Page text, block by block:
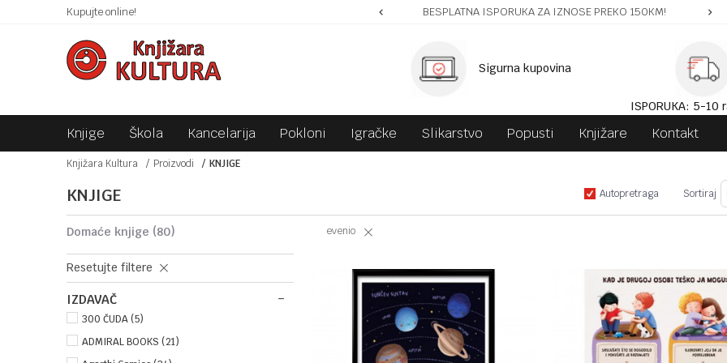
Kupujte online!SIGURNO PLAĆANJE PLATNIM KARTICAMA! BESPLATNA ISPORUKA ZA IZNOSE PREKO 150KM!
Sigurna kupovina
ISPORUKA: 5-10
Knjige Škola Kancelarija Pokloni Igračke Slikarstvo Popusti Knjižare Kontakt
Knjižara Kultura Proizvodi KNJIGE
KNJIGE Autopretraga Sortiraj
domaće knjige (80)
Resetujte filtere
IZDAVAČ
300 ČUDA (5)
ADMIRAL BOOKS (21)
evenio